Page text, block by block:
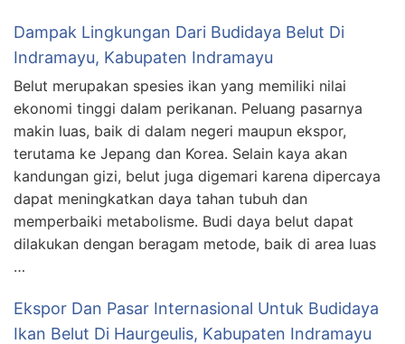
Dampak Lingkungan Dari Budidaya Belut Di
Indramayu, Kabupaten Indramayu
Belut merupakan spesies ikan yang memiliki nilai
ekonomi tinggi dalam perikanan. Peluang pasarnya
makin luas, baik di dalam negeri maupun ekspor,
terutama ke Jepang dan Korea. Selain kaya akan
kandungan gizi, belut juga digemari karena dipercaya
dapat meningkatkan daya tahan tubuh dan
memperbaiki metabolisme. Budi daya belut dapat
dilakukan dengan beragam metode, baik di area luas
…
Ekspor Dan Pasar Internasional Untuk Budidaya
Ikan Belut Di Haurgeulis, Kabupaten Indramayu